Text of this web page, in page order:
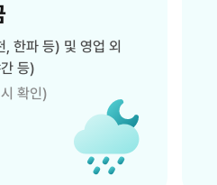
, 한파 등) 및 영업 외
등)
확인)